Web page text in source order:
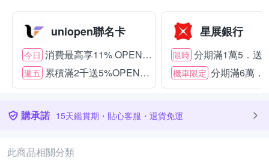
uniopen聯名卡
今日 消費最高享11% OPENPOINT
週五 累積滿2千送5%OPENPOINT
星展銀行
限時 分期滿1萬5．送
機車限定 分期滿6萬．
購承諾 15天鑑賞期・貼心客服・退貨免運
此商品相關分類